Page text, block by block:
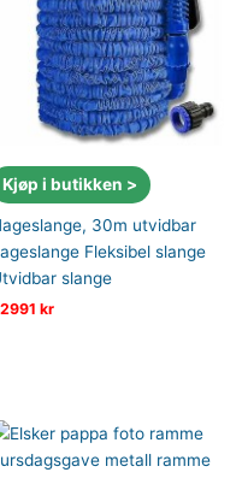
Kjøp i butikken >
30m utvidbar
Fleksibel slange
slange
kr